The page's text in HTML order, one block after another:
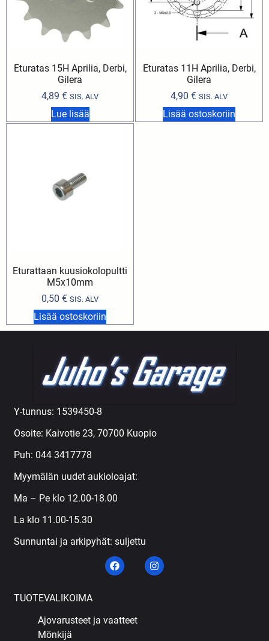
Eturatas 15H Aprilia, Derbi,
Gilera
4,89 € SIS. ALV
Lue lisää
Eturatas 11H Aprilia, Derbi,
Gilera
4,90 € SIS. ALV
Lisää ostoskoriin
Eturattaan kuusiokolopultti
M5x10mm
0,50 € SIS. ALV
Lisää ostoskoriin
Y-tunnus: 1539450-8
Osoite: Kaivotie 23, 70700 Kuopio
Puh: 044 3417778
Myymälän uudet aukioloajat:
Ma – Pe klo 12.00-18.00
La klo 11.00-15.30
Sunnuntai ja arkipyhät: suljettu
TUOTEVALIKOIMA
Ajovarusteet ja vaatteet
Mönkijä